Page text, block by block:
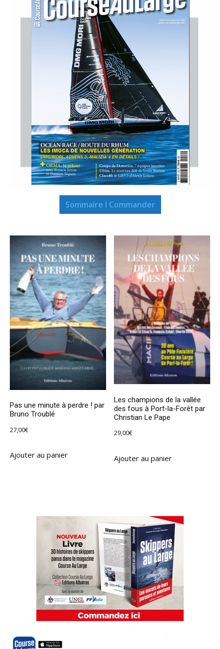
Sommaire I Commander
Pas une minute à perdre ! par
Bruno Troublé
27,00€
Ajouter au panier
Les champions de la vallée
des fous à Port-la-Forêt par
Christian Le Pape
29,00€
Ajouter au panier